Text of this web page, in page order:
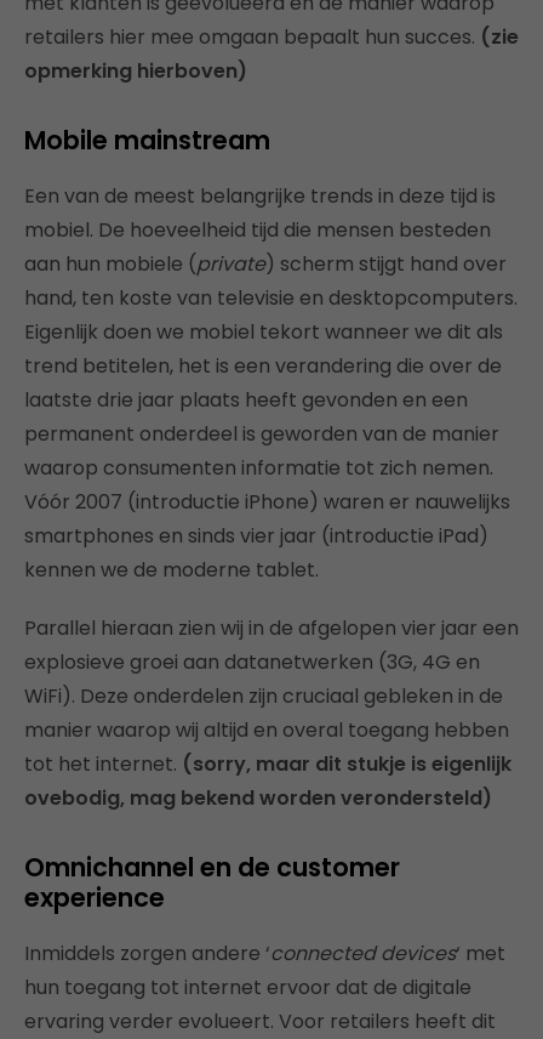
retailers hier mee omgaan bepaalt hun succes. (zie
opmerking hierboven)
Mobile mainstream
Een van de meest belangrijke trends in deze tijd is
mobiel. De hoeveelheid tijd die mensen besteden
aan hun mobiele (private) scherm stijgt hand over
hand, ten koste van televisie en desktopcomputers.
Eigenlijk doen we mobiel tekort wanneer we dit als
trend betitelen, het is een verandering die over de
laatste drie jaar plaats heeft gevonden en een
permanent onderdeel is geworden van de manier
waarop consumenten informatie tot zich nemen.
Vóór 2007 (introductie iPhone) waren er nauwelijks
smartphones en sinds vier jaar (introductie iPad)
kennen we de moderne tablet.
Parallel hieraan zien wij in de afgelopen vier jaar een
explosieve groei aan datanetwerken (3G, 4G en
WiFi). Deze onderdelen zijn cruciaal gebleken in de
manier waarop wij altijd en overal toegang hebben
tot het internet. (sorry, maar dit stukje is eigenlijk
ovebodig, mag bekend worden verondersteld)
Omnichannel en de customer
experience
Inmiddels zorgen andere ‘connected devices‘ met
hun toegang tot internet ervoor dat de digitale
ervaring verder evolueert. Voor retailers heeft dit